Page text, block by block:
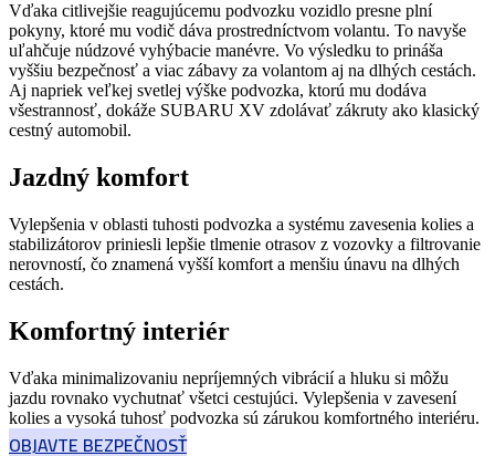
Vďaka citlivejšie reagujúcemu podvozku vozidlo presne plní
pokyny, ktoré mu vodič dáva prostredníctvom volantu. To navyše
uľahčuje núdzové vyhýbacie manévre. Vo výsledku to prináša
vyššiu bezpečnosť a viac zábavy za volantom aj na dlhých cestách.
Aj napriek veľkej svetlej výške podvozka, ktorú mu dodáva
všestrannosť, dokáže SUBARU XV zdolávať zákruty ako klasický
cestný automobil.
Jazdný komfort
Vylepšenia v oblasti tuhosti podvozka a systému zavesenia kolies a
stabilizátorov priniesli lepšie tlmenie otrasov z vozovky a filtrovanie
nerovností, čo znamená vyšší komfort a menšiu únavu na dlhých
cestách.
Komfortný interiér
Vďaka minimalizovaniu nepríjemných vibrácií a hluku si môžu
jazdu rovnako vychutnať všetci cestujúci. Vylepšenia v zavesení
kolies a vysoká tuhosť podvozka sú zárukou komfortného interiéru.
OBJAVTE BEZPEČNOSŤ